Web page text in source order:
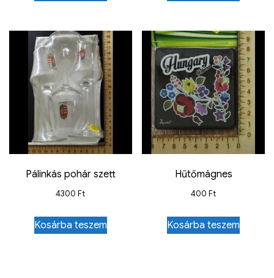
Pálinkás pohár szett
4300Ft
Kosárba teszem
Hűtőmágnes
400Ft
Kosárba teszem